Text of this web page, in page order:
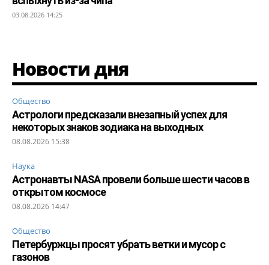
03.08.2026 14:25
Новости дня
Общество
Астрологи предсказали внезапный успех для
некоторых знаков зодиака на выходных
08.08.2026 15:38
Наука
Астронавты NASA провели больше шести часов в
открытом космосе
08.08.2026 14:47
Общество
Петербуржцы просят убрать ветки и мусор с
газонов